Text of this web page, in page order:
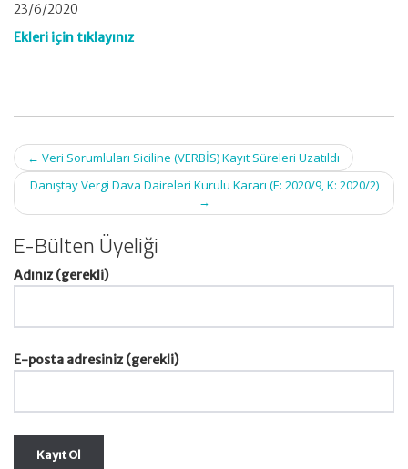
23/6/2020
Ekleri için tıklayınız
Post
navigation
← Veri Sorumluları Siciline (VERBİS) Kayıt Süreleri Uzatıldı
Danıştay Vergi Dava Daireleri Kurulu Kararı (E: 2020/9, K: 2020/2)
→
E-Bülten Üyeliği
Adınız (gerekli)
E-posta adresiniz (gerekli)